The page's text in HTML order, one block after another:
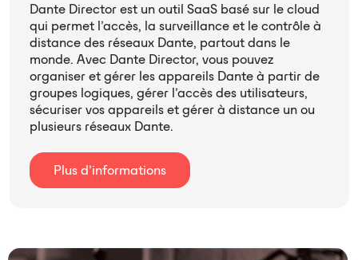
Dante Director est un outil SaaS basé sur le cloud
qui permet l’accès, la surveillance et le contrôle à
distance des réseaux Dante, partout dans le
monde. Avec Dante Director, vous pouvez
organiser et gérer les appareils Dante à partir de
groupes logiques, gérer l’accès des utilisateurs,
sécuriser vos appareils et gérer à distance un ou
plusieurs réseaux Dante.
Plus d’informations